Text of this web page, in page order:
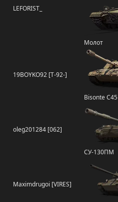
LEFORIST_
Молот
19BOYKO92 [T-92-]
Bisonte C45
oleg201284 [062]
СУ-130ПМ
Maximdrugoi [VIRES]